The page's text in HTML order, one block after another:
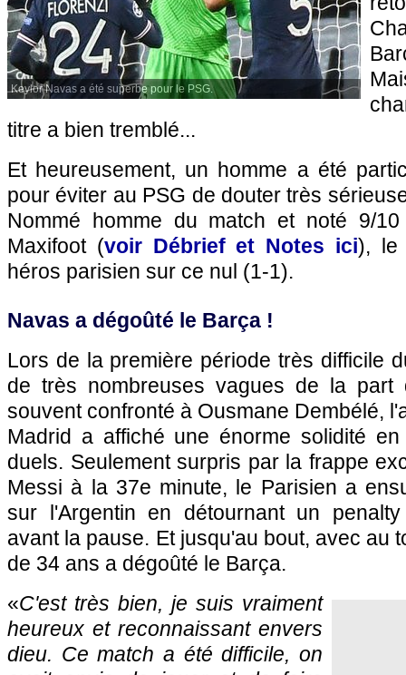
Keylor Navas a été superbe pour le PSG.
titre a bien tremblé...
Et heureusement, un homme a été
pour éviter au PSG de douter très
Nommé homme du match et noté 9/
Maxifoot (voir Débrief et Notes ici), le
héros parisien sur ce nul (1-1).
Navas a dégoûté le Barça !
Lors de la première période très difficile
de très nombreuses vagues de la part
souvent confronté à Ousmane Dembélé,
Madrid a affiché une énorme solidité
duels. Seulement surpris par la frappe
Messi à la 37e minute, le Parisien a
sur l'Argentin en détournant un
avant la pause. Et jusqu'au bout, avec au
de 34 ans a dégoûté le Barça.
«C'est très bien, je suis vraiment
heureux et reconnaissant envers
dieu. Ce match a été difficile, on